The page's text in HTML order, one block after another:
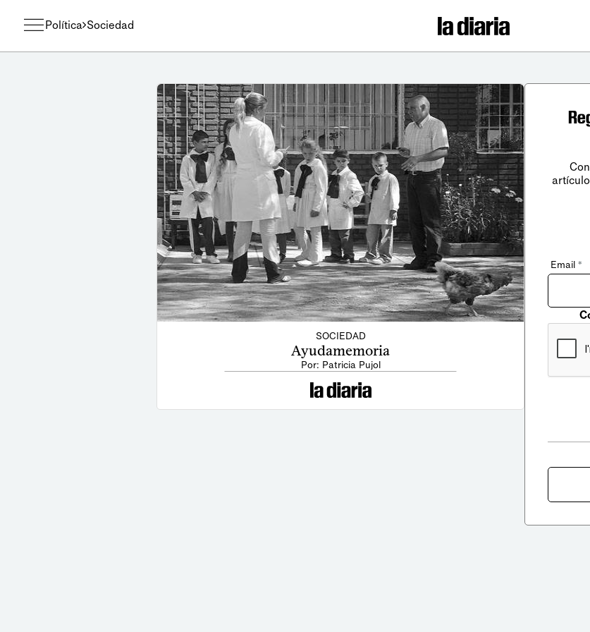
Política Sociedad
SOCIEDAD
Ayudamemoria
Por: Patricia Pujol
Email *